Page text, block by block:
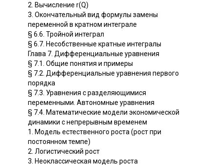
2. Вычисление r(Q)
3. Окончательный вид формулы замены
переменной в кратном интеграле
§ 6.6. Тройной интеграл
§ 6.7. Несобственные кратные интегралы
Глава 7. Дифференциальные уравнения
§ 7.1. Общие понятия и примеры
§ 7.2. Дифференциальные уравнения первого
порядка
§ 7.3. Уравнения с разделяющимися
переменными. Автономные уравнения
§ 7.4. Математические модели экономической
динамики с непрерывным временем
1. Модель естественного роста (рост при
постоянном темпе)
2. Логистический рост
3. Неоклассическая модель роста